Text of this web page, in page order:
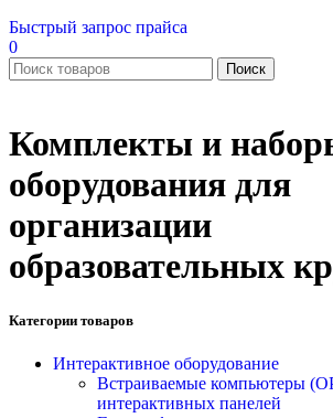
Быстрый запрос прайса
0
Поиск
Комплекты и
оборудования для
организации
образовательных
Категории товаров
Интерактивное оборудование
Встраиваемые компьютеры
интерактивных панелей